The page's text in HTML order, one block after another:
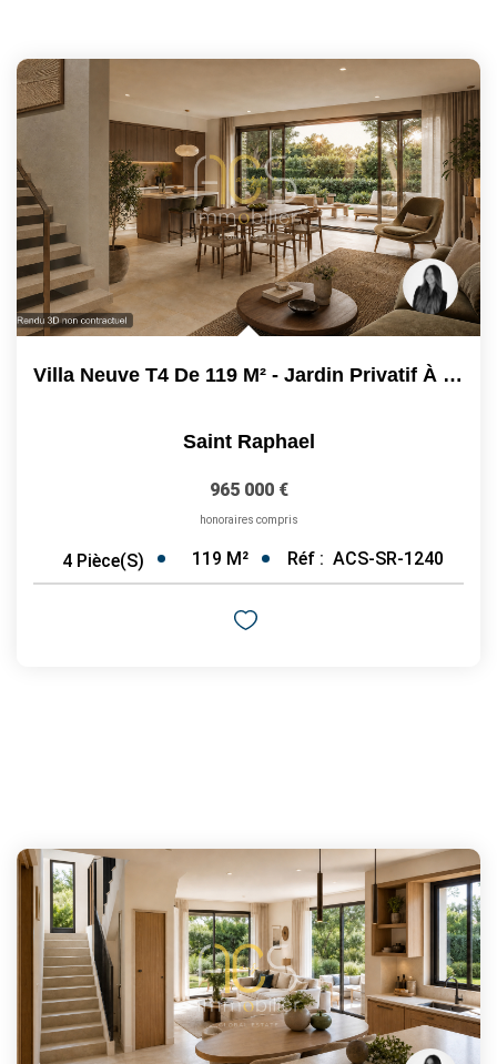
Villa Neuve T4 De 119 M² - Jardin Privatif À Saint-Raphaël...
Saint Raphael
965 000 €
honoraires compris
4 Pièce(s) 119 M² Réf : ACS-SR-1240